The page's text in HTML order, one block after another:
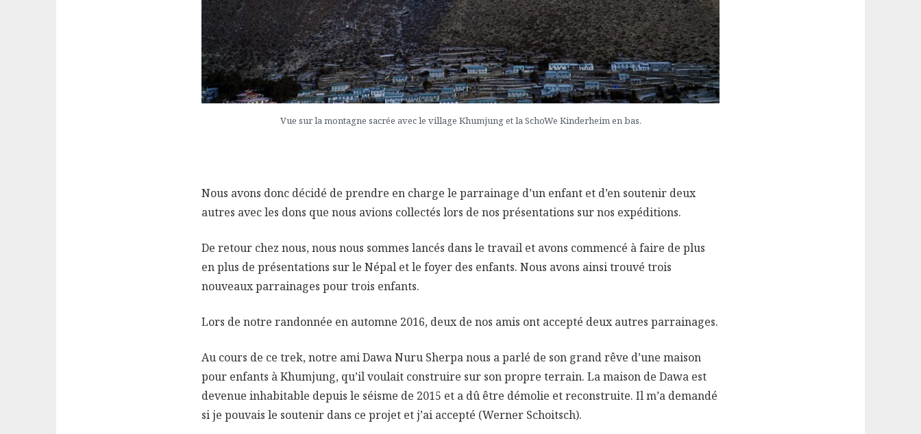
Vue sur la montagne sacrée avec le village Khumjung et la SchoWe Kinderheim en bas.
Nous avons donc décidé de prendre en charge le parrainage d’un enfant et d’en soutenir deux
autres avec les dons que nous avions collectés lors de nos présentations sur nos expéditions.
De retour chez nous, nous nous sommes lancés dans le travail et avons commencé à faire de plus
en plus de présentations sur le Népal et le foyer des enfants. Nous avons ainsi trouvé trois
nouveaux parrainages pour trois enfants.
Lors de notre randonnée en automne 2016, deux de nos amis ont accepté deux autres parrainages.
Au cours de ce trek, notre ami Dawa Nuru Sherpa nous a parlé de son grand rêve d’une maison
pour enfants à Khumjung, qu’il voulait construire sur son propre terrain. La maison de Dawa est
devenue inhabitable depuis le séisme de 2015 et a dû être démolie et reconstruite. Il m’a demandé
si je pouvais le soutenir dans ce projet et j’ai accepté (Werner Schoitsch).